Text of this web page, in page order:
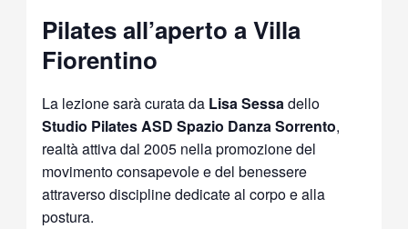
Pilates all’aperto a Villa
Fiorentino
La lezione sarà curata da Lisa Sessadello
Studio Pilates ASD Spazio Danza Sorrento,
realtà attiva dal 2005 nella promozione del
movimento consapevole e del benessere
attraverso discipline dedicate al corpo e alla
postura.